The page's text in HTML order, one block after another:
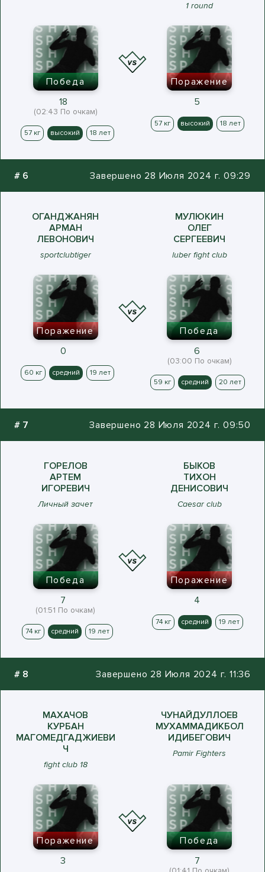
1 round
Победа
18
(02:43 По очкам)
57 кг высокий 18 лет
Поражение
5
57 кг высокий 18 лет
# 6 Завершено 28 Июля 2024 г. 09:29
ОГАНДЖАНЯН
АРМАН
ЛЕВОНОВИЧ
sportclubtiger
МУЛЮКИН
ОЛЕГ
СЕРГЕЕВИЧ
luber fight club
Поражение
0
60 кг средний 19 лет
Победа
6
(03:00 По очкам)
59 кг средний 20 лет
# 7 Завершено 28 Июля 2024 г. 09:50
ГОРЕЛОВ
АРТЕМ
ИГОРЕВИЧ
Личный зачет
БЫКОВ
ТИХОН
ДЕНИСОВИЧ
Caesar club
Победа
7
(01:51 По очкам)
74 кг средний 19 лет
Поражение
4
74 кг средний 19 лет
# 8 Завершено 28 Июля 2024 г. 11:36
МАХАЧОВ
КУРБАН
МАГОМЕДГАДЖИЕВИ
Ч
fight club 18
ЧУНАЙДУЛЛОЕВ
МУХАММАДИКБОЛ
ИДИБЕГОВИЧ
Pamir Fighters
Поражение
3
Победа
7